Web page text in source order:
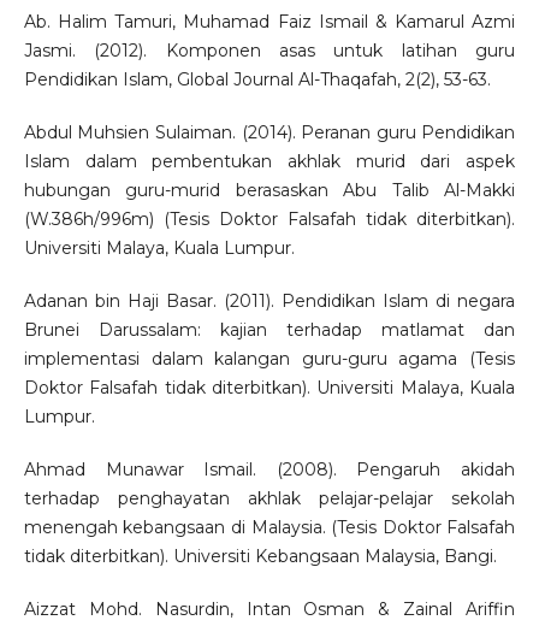
Ab. Halim Tamuri, Muhamad Faiz Ismail & Kamarul Azmi
Jasmi. (2012). Komponen asas untuk latihan guru
Pendidikan Islam, Global Journal Al-Thaqafah, 2(2), 53-63.
Abdul Muhsien Sulaiman. (2014). Peranan guru Pendidikan
Islam dalam pembentukan akhlak murid dari aspek
hubungan guru-murid berasaskan Abu Talib Al-Makki
(W.386h/996m) (Tesis Doktor Falsafah tidak diterbitkan).
Universiti Malaya, Kuala Lumpur.
Adanan bin Haji Basar. (2011). Pendidikan Islam di negara
Brunei Darussalam: kajian terhadap matlamat dan
implementasi dalam kalangan guru-guru agama (Tesis
Doktor Falsafah tidak diterbitkan). Universiti Malaya, Kuala
Lumpur.
Ahmad Munawar Ismail. (2008). Pengaruh akidah
terhadap penghayatan akhlak pelajar-pelajar sekolah
menengah kebangsaan di Malaysia. (Tesis Doktor Falsafah
tidak diterbitkan). Universiti Kebangsaan Malaysia, Bangi.
Aizzat Mohd. Nasurdin, Intan Osman & Zainal Ariffin